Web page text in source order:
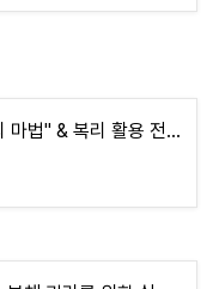
금융과 투자의 "복리의 마법" & 복리 활용 전략